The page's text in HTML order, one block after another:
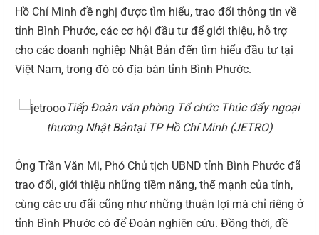
Hồ Chí Minh đề nghị được tìm hiểu, trao đổi thông tin về
tỉnh Bình Phước, các cơ hội đầu tư để giới thiệu, hỗ trợ
cho các doanh nghiệp Nhật Bản đến tìm hiểu đầu tư tại
Việt Nam, trong đó có địa bàn tỉnh Bình Phước.
Tiếp Đoàn văn phòng Tổ chức Thúc đẩy ngoại
thương Nhật Bảntại TP Hồ Chí Minh (JETRO)
Ông Trần Văn Mi, Phó Chủ tịch UBND tỉnh Bình Phước đã
trao đổi, giới thiệu những tiềm năng, thế mạnh của tỉnh,
cùng các ưu đãi cũng như những thuận lợi mà chỉ riêng ở
tỉnh Bình Phước có để Đoàn nghiên cứu. Đồng thời, đề